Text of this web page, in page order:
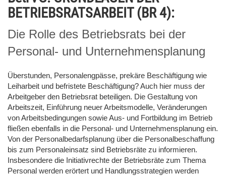
BETRIEBSRATSARBEIT (BR 4):
Die Rolle des Betriebsrats bei der
Personal- und Unternehmensplanung
Überstunden, Personalengpässe, prekäre Beschäftigung wie
Leiharbeit und befristete Beschäftigung? Auch hier muss der
Arbeitgeber den Betriebsrat beteiligen. Die Gestaltung von
Arbeitszeit, Einführung neuer Arbeitsmodelle, Veränderungen
von Arbeitsbedingungen sowie Aus- und Fortbildung im Betrieb
fließen ebenfalls in die Personal- und Unternehmensplanung ein.
Von der Personalbedarfsplanung über die Personalbeschaffung
bis zum Personaleinsatz sind Betriebsräte zu informieren.
Insbesondere die Initiativrechte der Betriebsräte zum Thema
Personal werden erörtert und Handlungsstrategien werden